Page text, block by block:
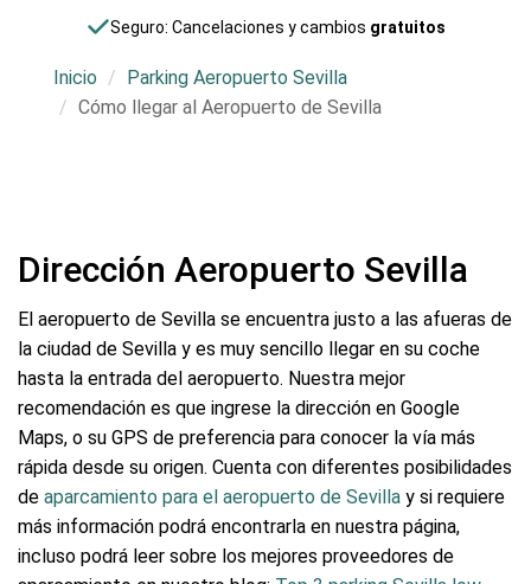
Seguro: Cancelaciones y cambios gratuitos
Inicio
Parking Aeropuerto Sevilla
Cómo llegar al Aeropuerto de Sevilla
Dirección Aeropuerto Sevilla
El aeropuerto de Sevilla se encuentra justo a las afueras de
la ciudad de Sevilla y es muy sencillo llegar en su coche
hasta la entrada del aeropuerto. Nuestra mejor
recomendación es que ingrese la dirección en Google
Maps, o su GPS de preferencia para conocer la vía más
rápida desde su origen. Cuenta con diferentes posibilidades
de aparcamiento para el aeropuerto de Sevilla y si requiere
más información podrá encontrarla en nuestra página,
incluso podrá leer sobre los mejores proveedores de